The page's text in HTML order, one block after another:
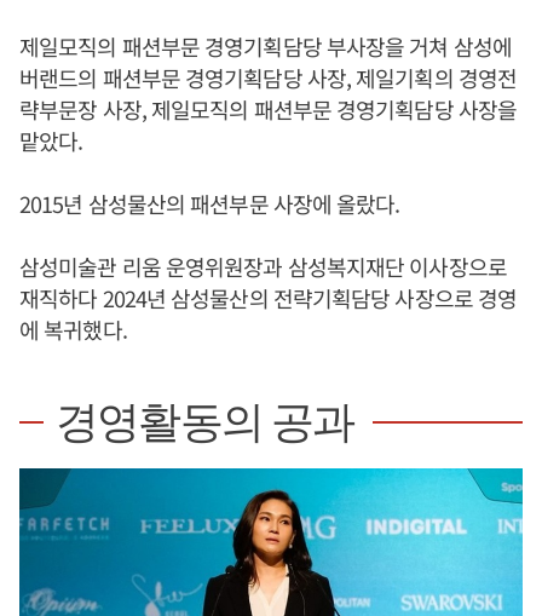
제일모직의 패션부문 경영기획담당 부사장을 거쳐 삼성에
버랜드의 패션부문 경영기획담당 사장, 제일기획의 경영전
략부문장 사장, 제일모직의 패션부문 경영기획담당 사장을
맡았다.
2015년 삼성물산의 패션부문 사장에 올랐다.
삼성미술관 리움 운영위원장과 삼성복지재단 이사장으로
재직하다 2024년 삼성물산의 전략기획담당 사장으로 경영
에 복귀했다.
경영활동의 공과